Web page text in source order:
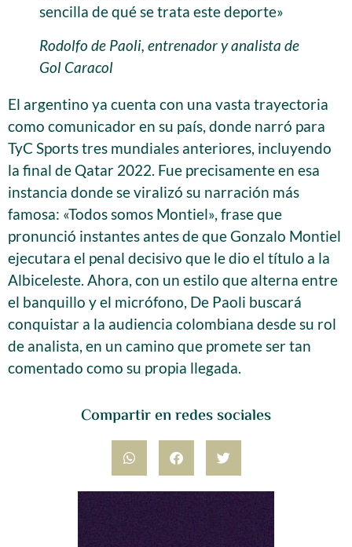
Compartir en redes sociales
sencilla de qué se trata este deporte»
Rodolfo de Paoli, entrenador y analista de
Gol Caracol
El argentino ya cuenta con una vasta trayectoria
como comunicador en su país, donde narró para
TyC Sports tres mundiales anteriores, incluyendo
la final de Qatar 2022. Fue precisamente en esa
instancia donde se viralizó su narración más
famosa: «Todos somos Montiel», frase que
pronunció instantes antes de que Gonzalo Montiel
ejecutara el penal decisivo que le dio el título a la
Albiceleste. Ahora, con un estilo que alterna entre
el banquillo y el micrófono, De Paoli buscará
conquistar a la audiencia colombiana desde su rol
de analista, en un camino que promete ser tan
comentado como su propia llegada.